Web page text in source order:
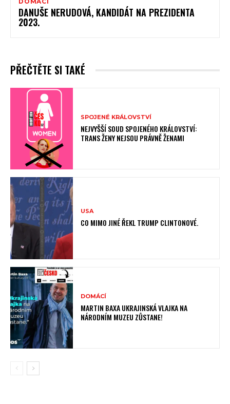
DANUŠE NERUDOVÁ, KANDIDÁT NA PREZIDENTA
2023.
PŘEČTĚTE SI TAKÉ
SPOJENÉ KRÁLOVSTVÍ
NEJVYŠŠÍ SOUD SPOJENÉHO KRÁLOVSTVÍ:
TRANS ŽENY NEJSOU PRÁVNĚ ŽENAMI
USA
CO MIMO JINÉ ŘEKL TRUMP CLINTONOVÉ.
DOMÁCÍ
MARTIN BAXA UKRAJINSKÁ VLAJKA NA
NÁRODNÍM MUZEU ZŮSTANE!